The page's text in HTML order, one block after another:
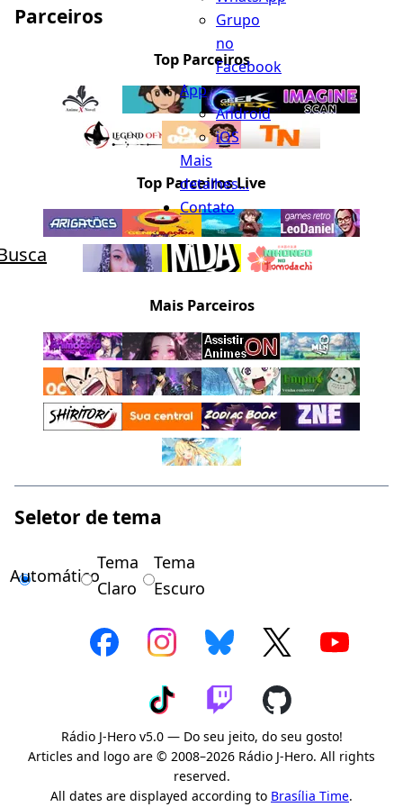
Grupo
no
Facebook
App
Android
iOS
Mais
detalhes...
Contato
Parceiros
Top Parceiros
Top Parceiros Live
Mais Parceiros
Seletor de tema
Automático
Tema
Claro
Tema
Escuro
Rádio J-Hero v5.0 — Do seu jeito, do seu gosto!
Articles and logo are © 2008–2026 Rádio J-Hero. All rights
reserved.
All dates are displayed according to Brasília Time.